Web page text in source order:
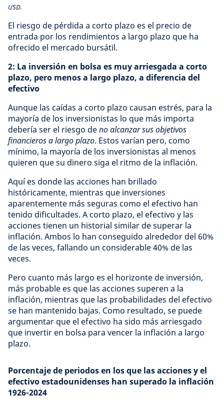
USD.
El riesgo de pérdida a corto plazo es el precio de
entrada por los rendimientos a largo plazo que ha
ofrecido el mercado bursátil.
2: La inversión en bolsa es muy arriesgada a corto
plazo, pero menos a largo plazo, a diferencia del
efectivo
Aunque las caídas a corto plazo causan estrés, para la
mayoría de los inversionistas lo que más importa
debería ser el riesgo deno alcanzar sus objetivos
financieros a largo plazo. Estos varían pero, como
mínimo, la mayoría de los inversionistas al menos
quieren que su dinero siga el ritmo de la inflación.
Aquí es donde las acciones han brillado
históricamente, mientras que inversiones
aparentemente más seguras como el efectivo han
tenido dificultades. A corto plazo, el efectivo y las
acciones tienen un historial similar de superar la
inflación. Ambos lo han conseguido alrededor del 60%
de las veces, fallando un considerable 40% de las
veces.
Pero cuanto más largo es el horizonte de inversión,
más probable es que las acciones superen a la
inflación, mientras que las probabilidades del efectivo
se han mantenido bajas. Como resultado, se puede
argumentar que el efectivo ha sido más arriesgado
que invertir en bolsa para vencer la inflación a largo
plazo.
Porcentaje de periodos en los que las acciones y el
efectivo estadounidenses han superado la inflación
1926-2024